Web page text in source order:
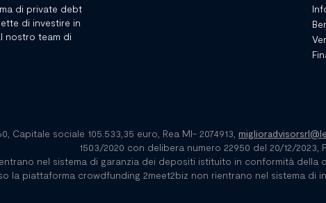
di private debt
di investire in
nostro team di
Capitale sociale 105.533,35 euro, Rea MI- 2074913,
1503/2020 con delibera numero 22950 del 20/12/2023,
nel sistema di garanzia dei depositi istituito in conformità
la piattaforma crowdfunding 2meet2biz non rientrano nel sistema di